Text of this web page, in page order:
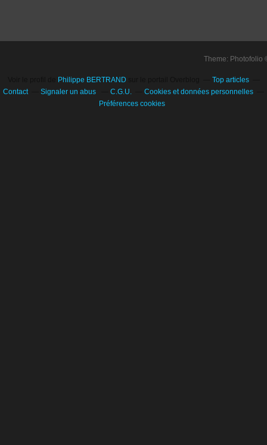
Theme:
Philippe BERTRAND
Top articles
Contact
Signaler un abus C.G.U.
Cookies et données personnelles
Préférences cookies